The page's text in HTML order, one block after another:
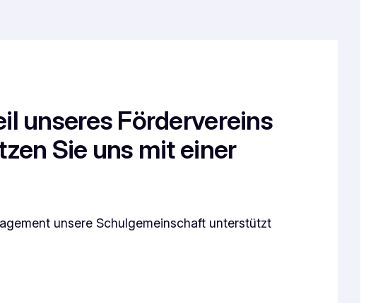
unseres Fördervereins
Sie uns mit einer
unsere Schulgemeinschaft unterstützt